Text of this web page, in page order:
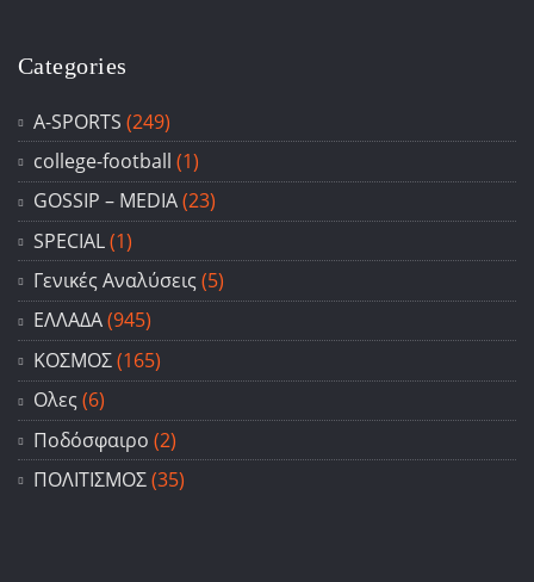
Categories
A-SPORTS (249)
college-football (1)
GOSSIP – ΜΕDIA(23)
SPECIAL(1)
Γενικές Αναλύσεις (5)
ΕΛΛΑΔΑ(945)
ΚΟΣΜΟΣ(165)
Ολες (6)
Ποδόσφαιρο (2)
ΠΟΛΙΤΙΣΜΟΣ(35)